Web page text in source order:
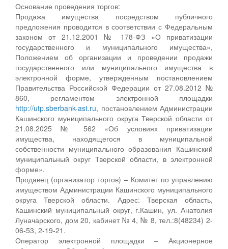
Основание проведения торгов:
Продажа имущества посредством публичного
предложения проводится в соответствии с Федеральным
законом от 21.12.2001 № 178-ФЗ «О приватизации
государственного и муниципального имущества»,
Положением об организации и проведении продажи
государственного или муниципального имущества в
электронной форме, утвержденным постановлением
Правительства Российской Федерации от 27.08.2012 №
860, регламентом электронной площадки
http://utp.sberbank-ast.ru, постановлением Администрации
Кашинского муниципального округа Тверской области от
21.08.2025 № 562 «Об условиях приватизации
имущества, находящегося в муниципальной
собственности муниципального образования Кашинский
муниципальный округ Тверской области, в электронной
форме».
Продавец (организатор торгов) – Комитет по управлению
имуществом Администрации Кашинского муниципального
округа Тверской области. Адрес: Тверская область,
Кашинский муниципальный округ, г.Кашин, ул. Анатолия
Луначарского, дом 20, кабинет № 4, № 8, тел.:8(48234) 2-
06-53, 2-19-21.
Оператор электронной площадки – Акционерное